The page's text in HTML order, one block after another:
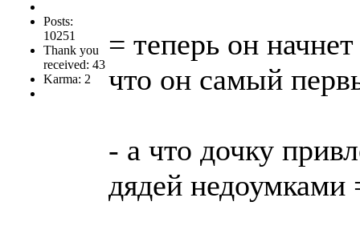
Posts:
10251
Thank you
received: 43
Karma: 2
= теперь он
что он самый
- а что дочку
дядей недоумками